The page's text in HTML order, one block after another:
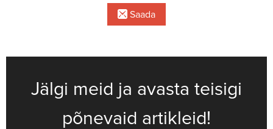
Saada
Jälgi meid ja avasta teisigi
põnevaid artikleid!